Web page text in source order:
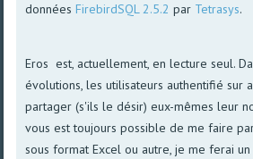
donnéesFirebirdSQL 2.5.2 par Tetrasys.
Eros est, actuellement, en lecture seul.
évolutions, les utilisateurs authentifié sur
partager (s'ils le désir) eux-mêmes leur
vous est toujours possible de me faire
sous format Excel ou autre, je me ferai